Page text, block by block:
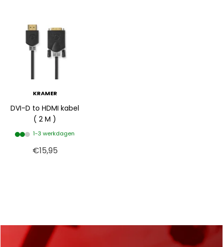
KRAMER
DVI-D to HDMI kabel
( 2 M )
1-3 werkdagen
€15,95